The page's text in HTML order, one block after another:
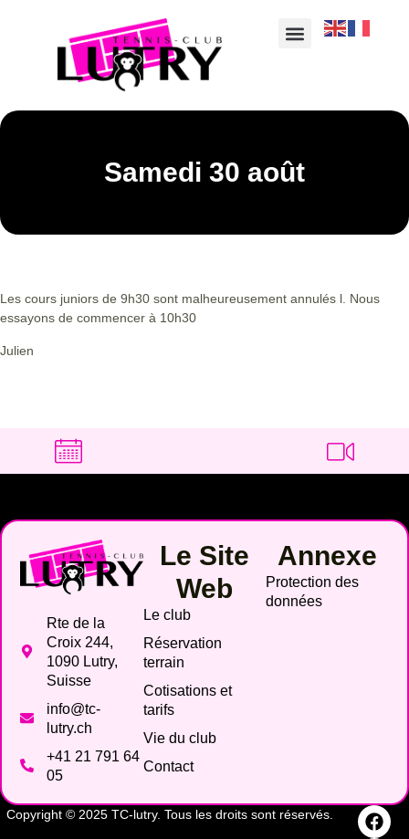
Samedi 30 août
Les cours juniors de 9h30 sont malheureusement annulés l. Nous
essayons de commencer à 10h30
Julien
Rte de la
Croix 244,
1090 Lutry,
Suisse
info@tc-
lutry.ch
+41 21 791 64
05
Le Site
Web
Le club
Réservation
terrain
Cotisations et
tarifs
Vie du club
Contact
Annexe
Protection des
données
Copyright © 2025 TC-lutry. Tous les droits sont réservés.